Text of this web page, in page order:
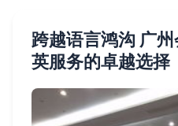
跨越语言鸿沟 广
英服务的卓越选择